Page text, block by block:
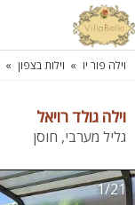
וילה פור יו וילות בצפון
וילה גולד רויאל
גליל מערבי, חוסן
1/21